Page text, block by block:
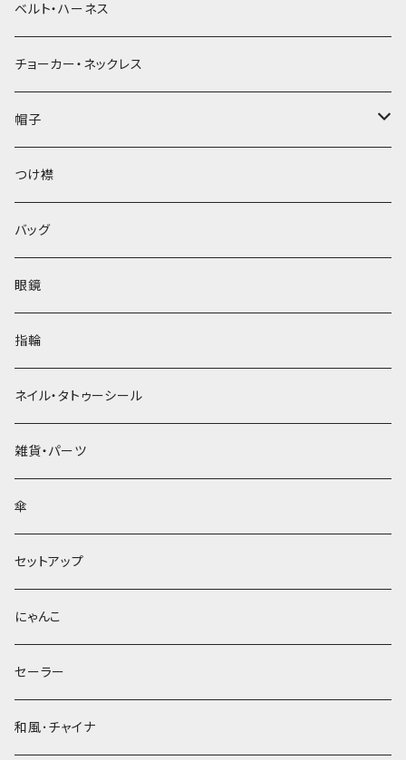
ベルト・ハーネス
チョーカー・ネックレス
帽子
ベレー帽
つけ襟
バッグ
眼鏡
指輪
ネイル・タトゥーシール
雑貨・パーツ
傘
セットアップ
にゃんこ
セーラー
和風･チャイナ